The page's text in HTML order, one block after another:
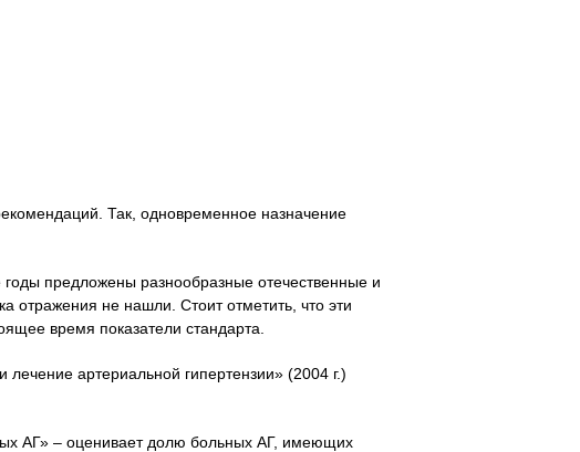
Так, одновременное назначение
предложены разнообразные отечественные и
отражения не нашли. Стоит отметить, что эти
время показатели стандарта.
артериальной гипертензии» (2004 г.)
АГ» – оценивает долю больных АГ, имеющих